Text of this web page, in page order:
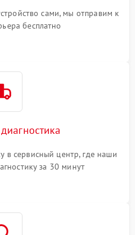
сами, мы отправим к
бесплатно
в сервисный центр, где наши
за 30 минут